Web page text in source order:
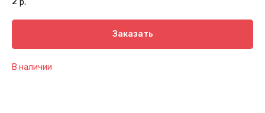
Заказать
В наличии